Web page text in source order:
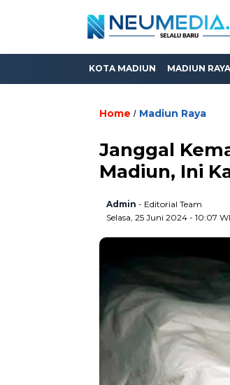
KOTA MADIUN MADIUN RAYA
Home / Madiun Raya
Janggal
Madiun, Ini
Admin - Editorial Team
Selasa, 25 Juni 2024 - 10:07